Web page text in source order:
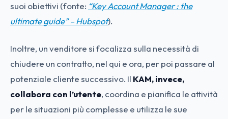
suoi obiettivi (fonte: “Key Account Manager : the
ultimate guide” – Hubspot).
Inoltre, un venditore si focalizza sulla necessità di
chiudere un contratto, nel qui e ora, per poi passare al
potenziale cliente successivo. Il KAM, invece,
collabora con l’utente, coordina e pianifica le attività
per le situazioni più complesse e utilizza le sue